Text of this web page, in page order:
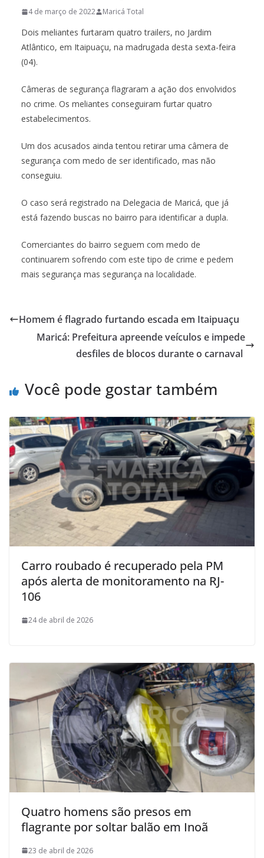
4 de março de 2022 Maricá Total
Dois meliantes furtaram quatro trailers, no Jardim
Atlântico, em Itaipuaçu, na madrugada desta sexta-feira
(04).
Câmeras de segurança flagraram a ação dos envolvidos
no crime. Os meliantes conseguiram furtar quatro
estabelecimentos.
Um dos acusados ainda tentou retirar uma câmera de
segurança com medo de ser identificado, mas não
conseguiu.
O caso será registrado na Delegacia de Maricá, que já
está fazendo buscas no bairro para identificar a dupla.
Comerciantes do bairro seguem com medo de
continuarem sofrendo com este tipo de crime e pedem
mais segurança mas segurança na localidade.
Homem é flagrado furtando escada em Itaipuaçu
Maricá: Prefeitura apreende veículos e impede
desfiles de blocos durante o carnaval
Você pode gostar também
Carro roubado é recuperado pela PM
após alerta de monitoramento na RJ-
106
24 de abril de 2026
Quatro homens são presos em
flagrante por soltar balão em Inoã
23 de abril de 2026